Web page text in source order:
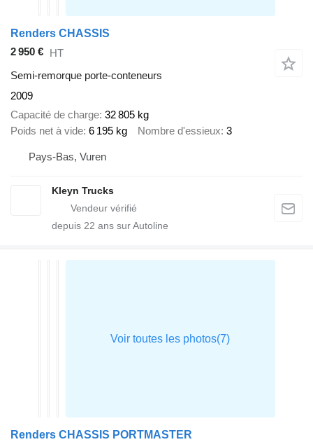
Renders CHASSIS
2 950 € HT
Semi-remorque porte-conteneurs
2009
Capacité de charge 32 805 kg
Poids net à vide 6 195 kg Nombre d'essieux 3
Pays-Bas, Vuren
Kleyn Trucks
depuis 22 ans sur Autoline
Renders CHASSIS PORTMASTER